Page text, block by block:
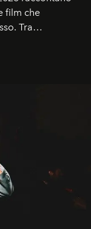
film che
Tra
maison